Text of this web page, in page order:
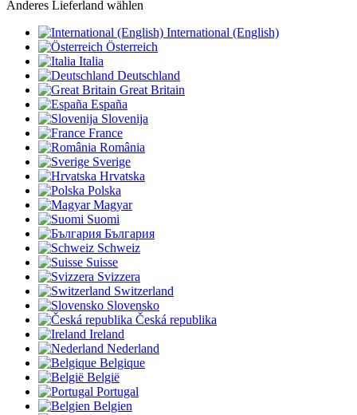
Anderes Lieferland wählen
International (English)
Österreich
Italia
Deutschland
Great Britain
España
Slovenija
France
România
Sverige
Hrvatska
Polska
Magyar
Suomi
България
Schweiz
Suisse
Svizzera
Switzerland
Slovensko
Česká republika
Ireland
Nederland
Belgique
België
Portugal
Belgien